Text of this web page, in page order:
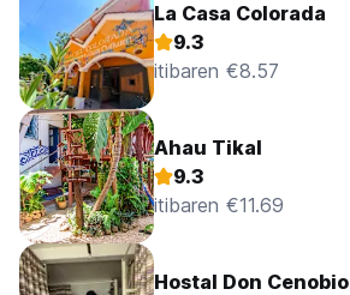
La Casa Colorada
9.3
itibaren €8.57
Ahau Tikal
9.3
itibaren €11.69
Hostal Don Cenobio